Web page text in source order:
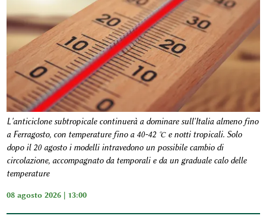
L'anticiclone subtropicale continuerà a dominare sull'Italia almeno fino
a Ferragosto, con temperature fino a 40-42 °C e notti tropicali. Solo
dopo il 20 agosto i modelli intravedono un possibile cambio di
circolazione, accompagnato da temporali e da un graduale calo delle
temperature
08 agosto 2026 | 13:00